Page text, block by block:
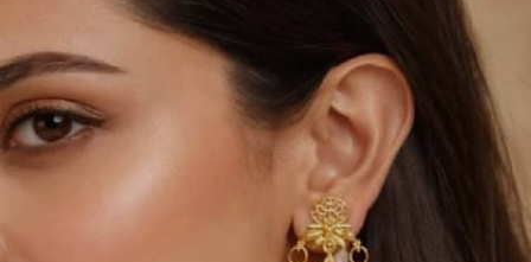
রয়েছে চেন স্টাইলের ঘুঙুর। এই দুল দেখতে খুব সুন্দর
লাগে। গোল মুখে এই ডিজাইন দারুণ মানায়।
Image credits: pinterest